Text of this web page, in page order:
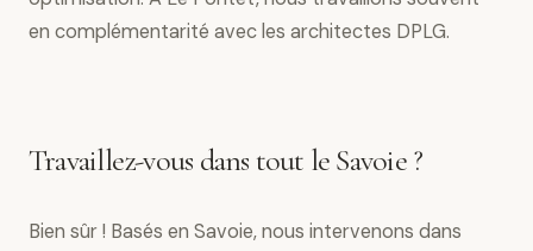
en complémentarité avec les architectes DPLG.
Travaillez-vous dans tout le Savoie ?
Bien sûr ! Basés en Savoie, nous intervenons dans